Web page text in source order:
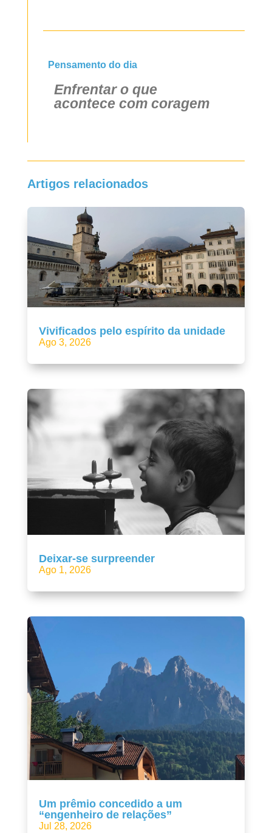
Pensamento do dia
Enfrentar o que
acontece com coragem
Artigos relacionados
Vivificados pelo espírito da unidade
Ago 3, 2026
Deixar-se surpreender
Ago 1, 2026
Um prêmio concedido a um
“engenheiro de relações”
Jul 28, 2026